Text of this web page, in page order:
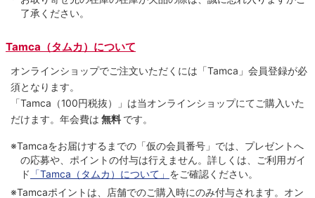
了承ください。
Tamca（タムカ）について
オンラインショップでご注⽂いただくには「Tamca」会員登録が必
須となります。
「Tamca （100円税抜）
」は当オンラインショップにてご購⼊いた
だけます。 年会費は 無料 です。
※Tamcaをお届けするまでの「仮の会員番号」では、プレゼントへ
の応募や、ポイントの付与は⾏えません。詳しくは、ご利⽤ガイ
ド 「Tamca（タムカ）について」 をご確認ください。
※Tamcaポイントは、店舗でのご購⼊時にのみ付与されます。オン